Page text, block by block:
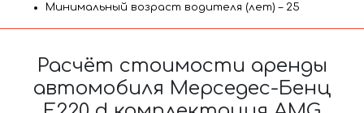
Минимальный возраст водителя (лет) – 25
Расчёт стоимости аренды
автомобиля Мерседес-Бенц